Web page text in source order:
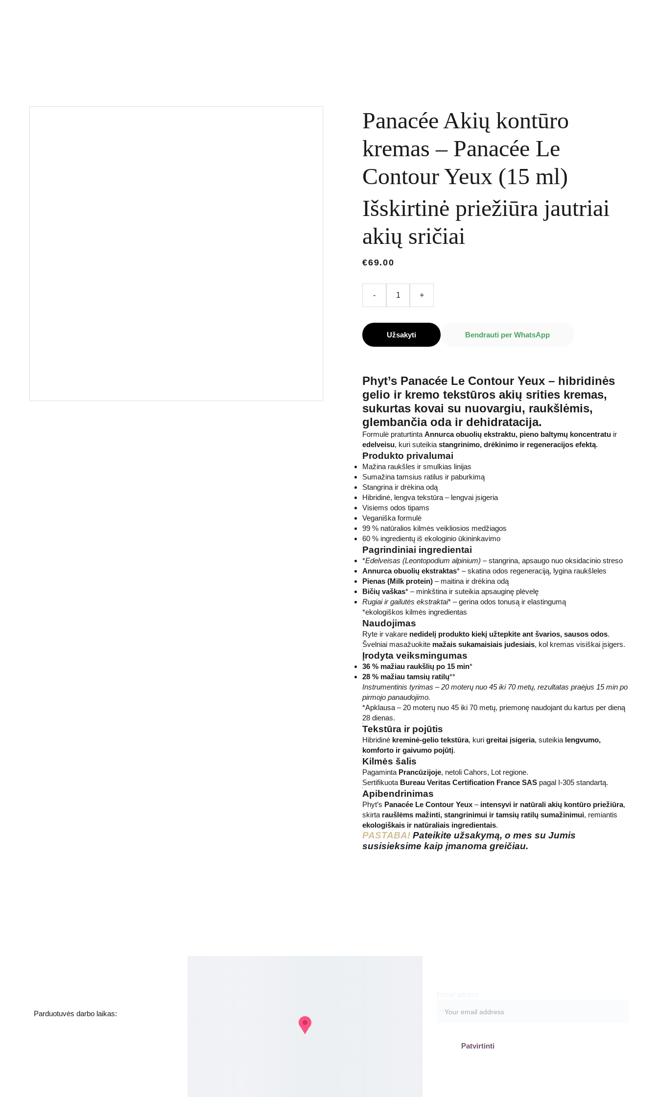
Panacée Akių kontūro
kremas – Panacée Le
Contour Yeux (15 ml)
Išskirtinė priežiūra jautriai
akių sričiai
€69.00
- +
Užsakyti Bendrauti per WhatsApp
Phyt’s Panacée Le Contour Yeux – hibridinės
gelio ir kremo tekstūros akių srities kremas,
sukurtas kovai su nuovargiu, raukšlėmis,
glembančia oda ir dehidratacija.
Formulė praturtinta Annurca obuolių ekstraktu, pieno baltymų koncentratu ir
edelveisu, kuri suteikia stangrinimo, drėkinimo ir regeneracijos efektą.
Produkto privalumai
Mažina raukšles ir smulkias linijas
Sumažina tamsius ratilus ir paburkimą
Stangrina ir drėkina odą
Hibridinė, lengva tekstūra – lengvai įsigeria
Visiems odos tipams
Veganiška formulė
99 % natūralios kilmės veikliosios medžiagos
60 % ingredientų iš ekologinio ūkininkavimo
Pagrindiniai ingredientai
*Edelveisas (Leontopodium alpinium) – stangrina, apsaugo nuo oksidacinio streso
Annurca obuolių ekstraktas* – skatina odos regeneraciją, lygina raukšleles
Pienas (Milk protein) – maitina ir drėkina odą
Bičių vaškas* – minkština ir suteikia apsauginę plėvelę
Rugiai ir gailutės ekstraktai* – gerina odos tonusą ir elastingumą
*ekologiškos kilmės ingredientas
Naudojimas
Ryte ir vakare nedidelį produkto kiekį užtepkite ant švarios, sausos odos.
Švelniai masažuokite mažais sukamaisiais judesiais, kol kremas visiškai įsigers.
Įrodyta veiksmingumas
36 % mažiau raukšlių po 15 min*
28 % mažiau tamsių ratilų**
Instrumentinis tyrimas – 20 moterų nuo 45 iki 70 metų, rezultatas praėjus 15 min po
pirmojo panaudojimo.
*Apklausa – 20 moterų nuo 45 iki 70 metų, priemonę naudojant du kartus per dieną
28 dienas.
Tekstūra ir pojūtis
Hibridinė kreminė-gelio tekstūra, kuri greitai įsigeria, suteikia lengvumo,
komforto ir gaivumo pojūtį.
Kilmės šalis
Pagaminta Prancūzijoje, netoli Cahors, Lot regione.
Sertifikuota Bureau Veritas Certification France SAS pagal I-305 standartą.
Apibendrinimas
Phyt’s Panacée Le Contour Yeux – intensyvi ir natūrali akių kontūro priežiūra,
skirta raušlėms mažinti, stangrinimui ir tamsių ratilų sumažinimui, remiantis
ekologiškais ir natūraliais ingredientais.
PASTABA! Pateikite užsakymą, o mes su Jumis
susisieksime kaip įmanoma greičiau.
Patvirtinti
Parduotuvės darbo laikas: